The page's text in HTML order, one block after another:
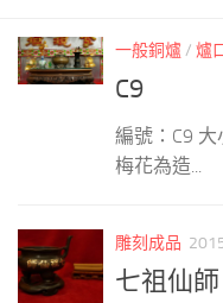
一般銅爐/ 爐
C9
編號：C9
梅花為造...
雕刻成品
七祖仙師